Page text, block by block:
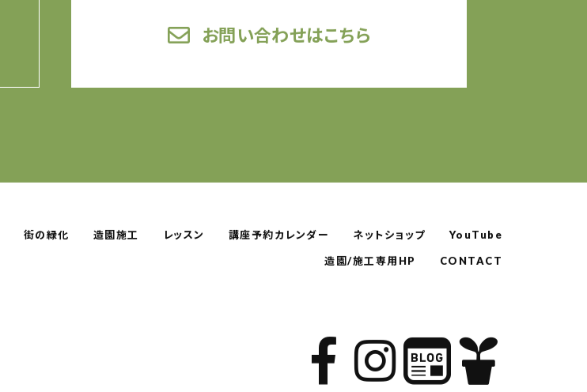
お問い合わせはこちら
街の緑化 造園施工 レッスン 講座予約カレンダー ネットショップ YouTube
造園/施工専用HP CONTACT